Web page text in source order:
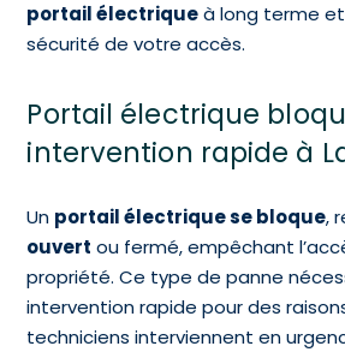
portail électriqueà long terme
sécurité de votre accès.
Portail électrique
intervention rapide à
Un portail électrique se bloque,
ouvert ou fermé, empêchant
propriété. Ce type de panne
intervention rapide pour des
techniciens interviennent en